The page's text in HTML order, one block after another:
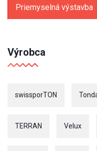
Priemyselná výstavba
Výrobca
swissporTON
TERRAN Velux